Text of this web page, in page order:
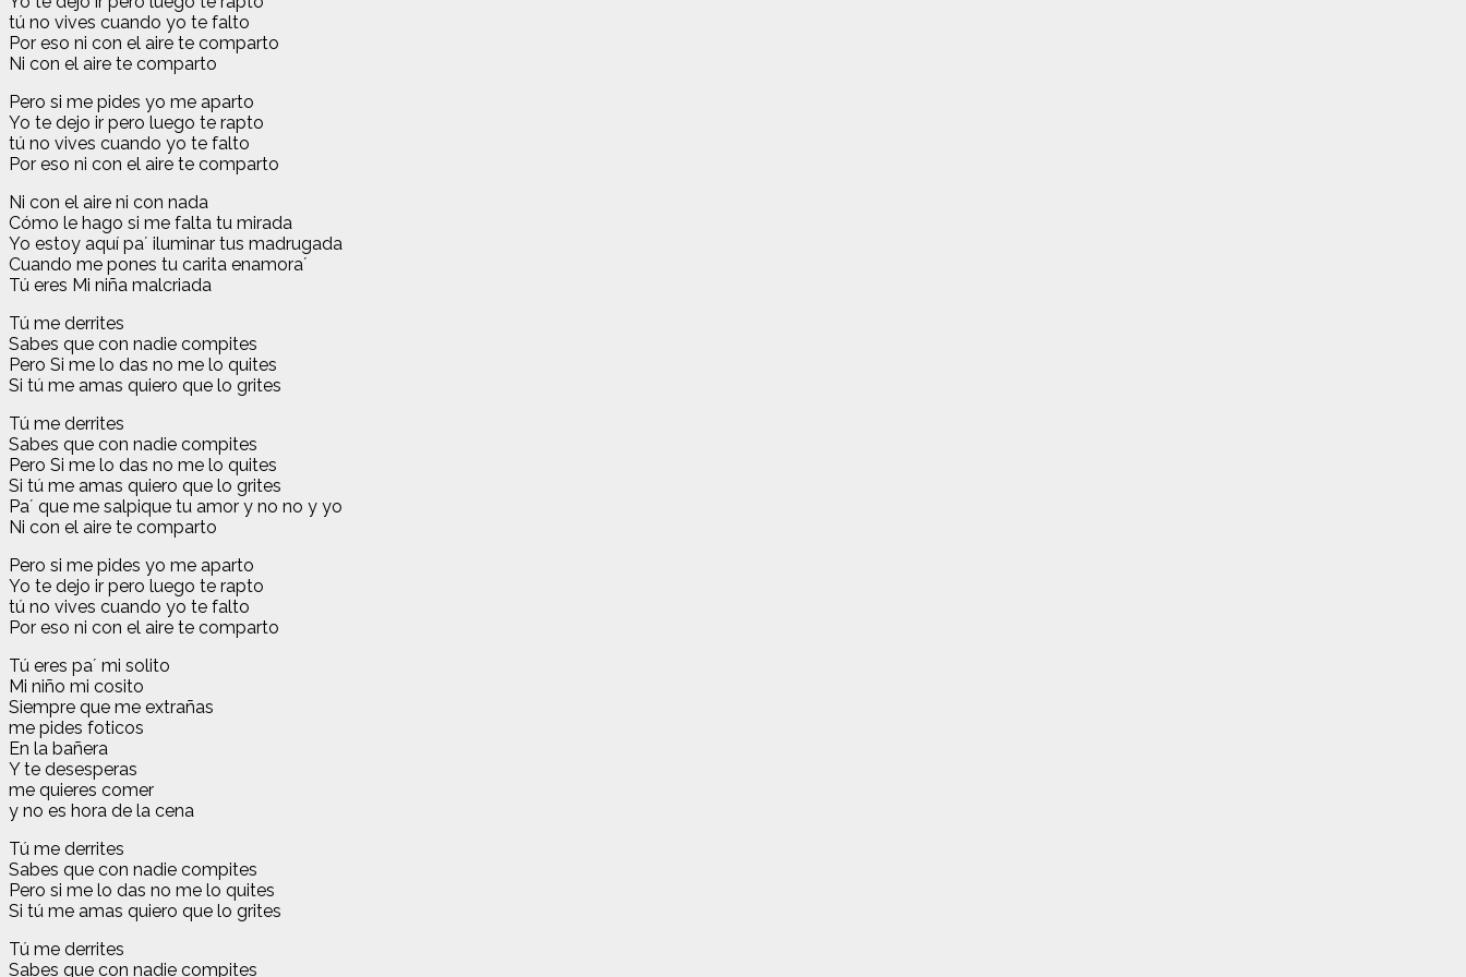
tú no vives cuando yo te falto
Por eso ni con el aire te comparto
Ni con el aire te comparto
Pero si me pides yo me aparto
Yo te dejo ir pero luego te rapto
tú no vives cuando yo te falto
Por eso ni con el aire te comparto
Ni con el aire ni con nada
Cómo le hago si me falta tu mirada
Yo estoy aquí paʼ iluminar tus madrugada
Cuando me pones tu carita enamoraʼ
Tú eres Mi niña malcriada
Tú me derrites
Sabes que con nadie compites
Pero Si me lo das no me lo quites
Si tú me amas quiero que lo grites
Tú me derrites
Sabes que con nadie compites
Pero Si me lo das no me lo quites
Si tú me amas quiero que lo grites
Paʼ que me salpique tu amor y no no y yo
Ni con el aire te comparto
Pero si me pides yo me aparto
Yo te dejo ir pero luego te rapto
tú no vives cuando yo te falto
Por eso ni con el aire te comparto
Tú eres paʼ mi solito
Mi niño mi cosito
Siempre que me extrañas
me pides foticos
En la bañera
Y te desesperas
me quieres comer
y no es hora de la cena
Tú me derrites
Sabes que con nadie compites
Pero si me lo das no me lo quites
Si tú me amas quiero que lo grites
Tú me derrites
Sabes que con nadie compites